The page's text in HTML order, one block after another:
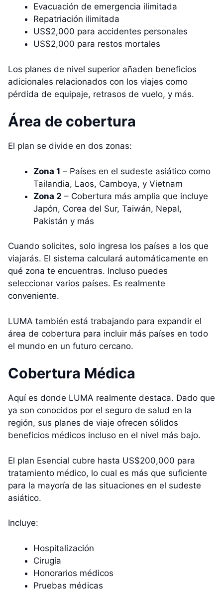
Evacuación de emergencia ilimitada
Repatriación ilimitada
US$2,000 para accidentes personales
US$2,000 para restos mortales
Los planes de nivel superior añaden beneficios
adicionales relacionados con los viajes como
pérdida de equipaje, retrasos de vuelo, y más.
Área de cobertura
El plan se divide en dos zonas:
Zona 1 – Países en el sudeste asiático como
Tailandia, Laos, Camboya, y Vietnam
Zona 2 – Cobertura más amplia que incluye
Japón, Corea del Sur, Taiwán, Nepal,
Pakistán y más
Cuando solicites, solo ingresa los países a los que
viajarás. El sistema calculará automáticamente en
qué zona te encuentras. Incluso puedes
seleccionar varios países. Es realmente
conveniente.
LUMA también está trabajando para expandir el
área de cobertura para incluir más países en todo
el mundo en un futuro cercano.
Cobertura Médica
Aquí es donde LUMA realmente destaca. Dado que
ya son conocidos por el seguro de salud en la
región, sus planes de viaje ofrecen sólidos
beneficios médicos incluso en el nivel más bajo.
El plan Esencial cubre hasta US$200,000 para
tratamiento médico, lo cual es más que suficiente
para la mayoría de las situaciones en el sudeste
asiático.
Incluye:
Hospitalización
Cirugía
Honorarios médicos
Pruebas médicas